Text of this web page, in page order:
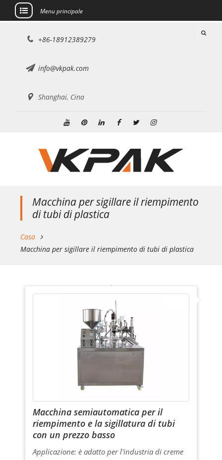
Menu principale
+86-18912389279
info@vkpak.com
Shanghai, Cina
Macchina per sigillare il riempimento
di tubi di plastica
Casa
Macchina per sigillare il riempimento di tubi di plastica
Macchina semiautomatica per il
riempimento e la sigillatura di tubi
con un prezzo basso
Applicazione: è adatto per l'industria di creme